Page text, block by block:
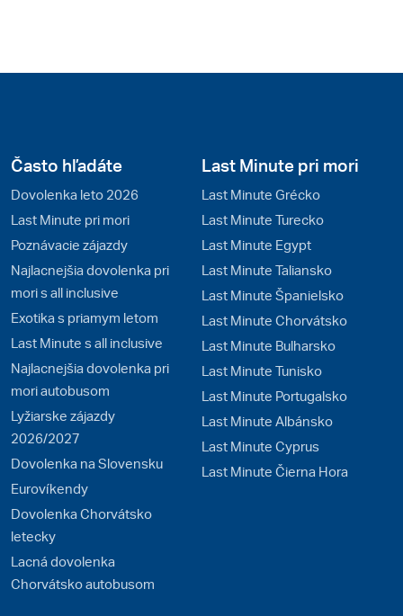
Často hľadáte
Dovolenka leto 2026
Last Minute pri mori
Poznávacie zájazdy
Najlacnejšia dovolenka pri
mori s all inclusive
Exotika s priamym letom
Last Minute s all inclusive
Najlacnejšia dovolenka pri
mori autobusom
Lyžiarske zájazdy
2026/2027
Dovolenka na Slovensku
Eurovíkendy
Dovolenka Chorvátsko
letecky
Lacná dovolenka
Chorvátsko autobusom
Last Minute pri mori
Last Minute Grécko
Last Minute Turecko
Last Minute Egypt
Last Minute Taliansko
Last Minute Španielsko
Last Minute Chorvátsko
Last Minute Bulharsko
Last Minute Tunisko
Last Minute Portugalsko
Last Minute Albánsko
Last Minute Cyprus
Last Minute Čierna Hora